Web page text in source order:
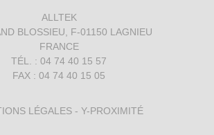
ALLTEK
BLOSSIEU, F-01150 LAGNIEU
FRANCE
TÉL. : 04 74 40 15 57
FAX : 04 74 40 15 05
LÉGALES - Y-PROXIMITÉ